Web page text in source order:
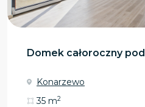
Domek całoroczny
Konarzewo
35 m2